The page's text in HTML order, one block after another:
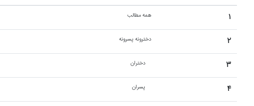
۱ همه مطالب
۲ دخترونه پسرونه
۳ دختران
۴ پسران